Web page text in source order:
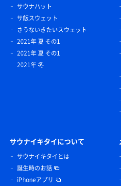
サウナハット
サ飯スウェット
さうないきたいスウェット
2021年 夏 その1
2021年 夏 その1
2021年 冬
サウナイキタイについて
サウナイキタイとは
誕生時のお話
iPhoneアプリ